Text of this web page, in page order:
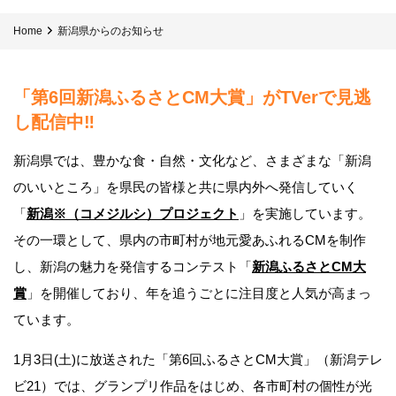
Home 新潟県からのお知らせ
「第6回新潟ふるさとCM大賞」がTVerで見逃
し配信中‼
新潟県では、豊かな食・自然・文化など、さまざまな「新潟
のいいところ」を県民の皆様と共に県内外へ発信していく
「新潟※（コメジルシ）プロジェクト 」を実施しています。
その一環として、県内の市町村が地元愛あふれるCMを制作
し、新潟の魅力を発信するコンテスト「新潟ふるさとCM大
賞 」を開催しており、年を追うごとに注目度と人気が高まっ
ています。
1月3日(土)に放送された「第6回ふるさとCM大賞」（新潟テレ
ビ21）では、グランプリ作品をはじめ、各市町村の個性が光